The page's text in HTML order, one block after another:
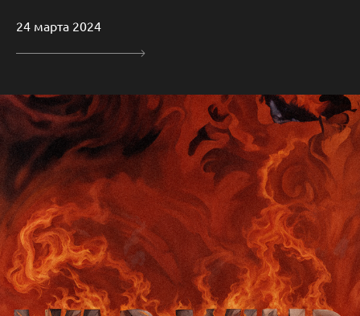
24 марта 2024